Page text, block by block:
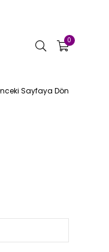
VADE FARKSIZ 3 AYA
0
Sayfaya Dön